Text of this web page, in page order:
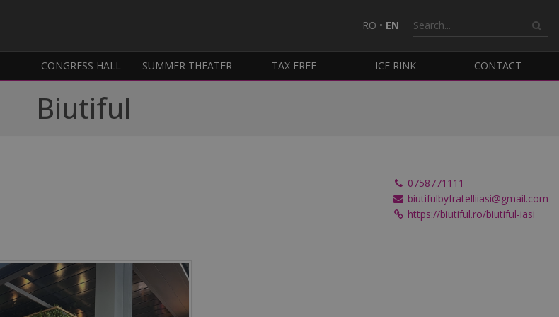
RO • EN
CONGRESS HALL SUMMER THEATER TAX FREE ICE RINK CONTACT
Biutiful
0758771111
biutifulbyfratelliiasi@gmail.com
https://biutiful.ro/biutiful-iasi